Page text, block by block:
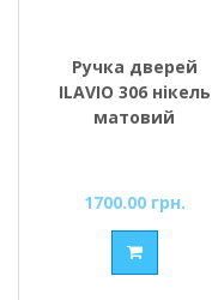
Ручка дверей
ILAVIO 306 нікель
матовий
1700.00 грн.